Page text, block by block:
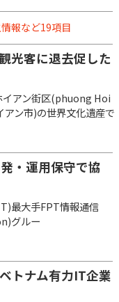
報など19項目
光客に退去促した
アン街区(phuong Hoi
ン市)の世界文化遺産で
・運用保守で協
最大手FPT情報通信
グルー
トナム有力IT企業